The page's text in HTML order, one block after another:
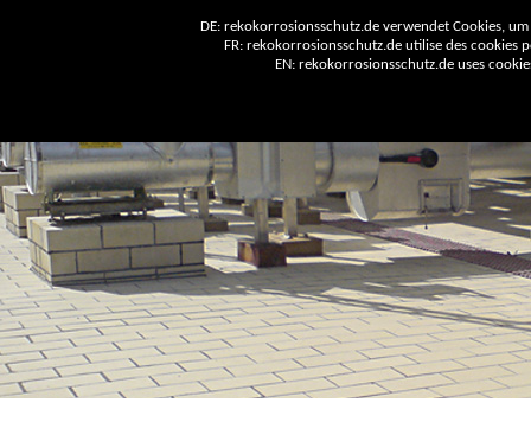
DE: rekokorrosionsschutz.de verwendet Cookies,
FR: rekokorrosionsschutz.de utilise des cookies
EN: rekokorrosionsschutz.de uses